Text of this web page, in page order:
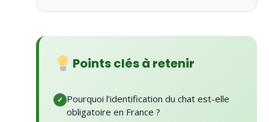
Points clés à retenir
Pourquoi l’identification du chat est-elle
obligatoire en France ?